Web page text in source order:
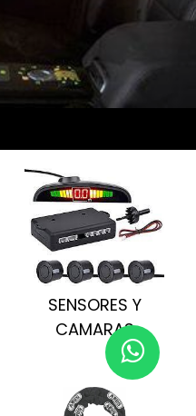
SENSORES Y
CAMARAS